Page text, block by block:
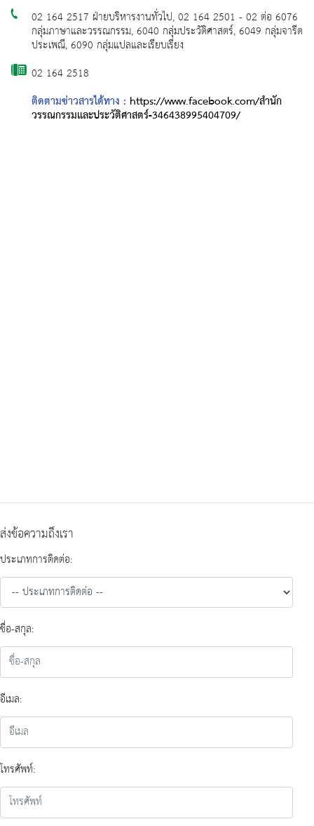
02 164 2517 ฝ่ายบริหารงานทั่วไป, 02 164 2501 - 02 ต่อ 6076
กลุ่มภาษาและวรรณกรรม, 6040 กลุ่มประวัติศาสตร์, 6049 กลุ่มจารีต
ประเพณี, 6090 กลุ่มแปลและเรียบเรียง
02 164 2518
ติดตามข่าวสารได้ทาง : https://www.facebook.com/สำนัก
วรรณกรรมและประวัติศาสตร์-346438995404709/
ส่งข้อความถึงเรา
ประเภทการติดต่อ:
ชื่อ-สกุล:
อีเมล:
โทรศัพท์: